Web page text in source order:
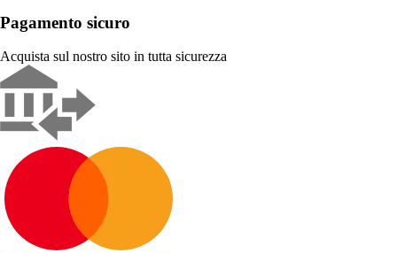
Pagamento sicuro
Acquista sul nostro sito in tutta sicurezza